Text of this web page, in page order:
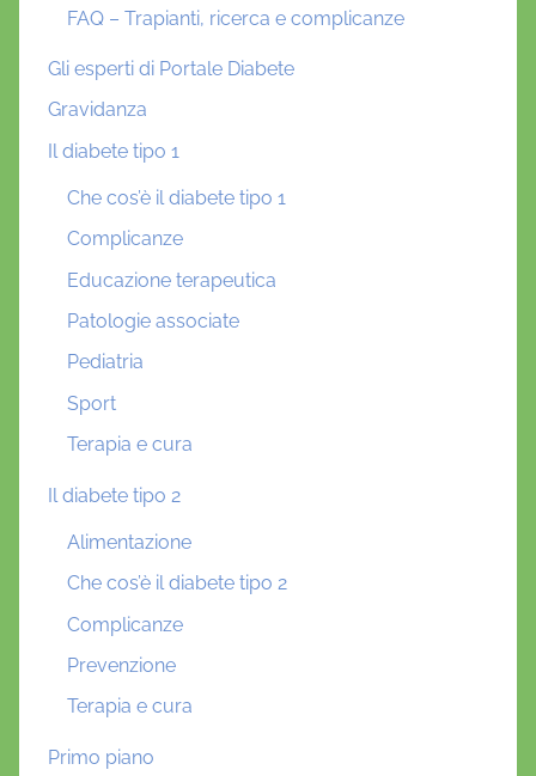
FAQ – Trapianti, ricerca e complicanze
Gli esperti di Portale Diabete
Gravidanza
Il diabete tipo 1
Che cos’è il diabete tipo 1
Complicanze
Educazione terapeutica
Patologie associate
Pediatria
Sport
Terapia e cura
Il diabete tipo 2
Alimentazione
Che cos’è il diabete tipo 2
Complicanze
Prevenzione
Terapia e cura
Primo piano